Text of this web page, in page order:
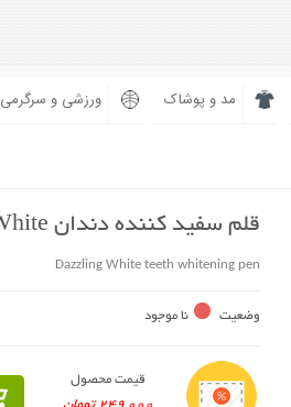
مد و پوشاک ورزشی و سرگرمی
قلم سفید کننده دندان Dazzling White
Dazzling White teeth whitening pen
وضعیت نا موجود
قیمت محصول